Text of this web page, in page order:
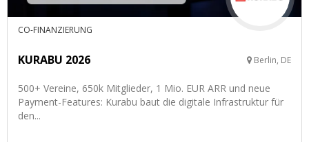
CO-FINANZIERUNG
KURABU 2026 Berlin, DE
500+ Vereine, 650k Mitglieder, 1 Mio. EUR ARR und neue
Payment-Features: Kurabu baut die digitale Infrastruktur für
den...